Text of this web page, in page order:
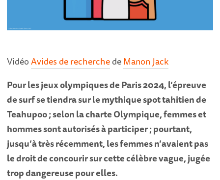
VidéoAvides de recherchedeManon Jack
Pour les jeux olympiques de Paris 2024, l’épreuve
de surf se tiendra sur le mythique spot tahitien de
Teahupoo ; selon la charte Olympique, femmes et
hommes sont autorisés à participer ; pourtant,
jusqu’à très récemment, les femmes n’avaient pas
le droit de concourir sur cettecélèbre vague, jugée
trop dangereuse pour elles.